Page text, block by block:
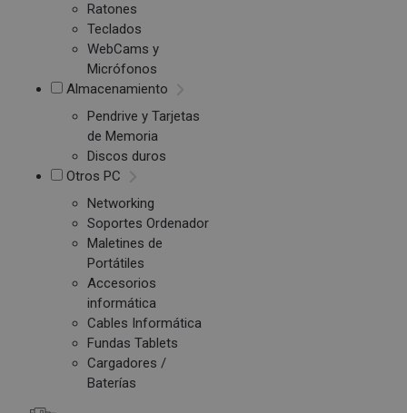
Ratones
Teclados
WebCams y
Micrófonos
Almacenamiento
Pendrive y Tarjetas
de Memoria
Discos duros
Otros PC
Networking
Soportes Ordenador
Maletines de
Portátiles
Accesorios
informática
Cables Informática
Fundas Tablets
Cargadores /
Baterías